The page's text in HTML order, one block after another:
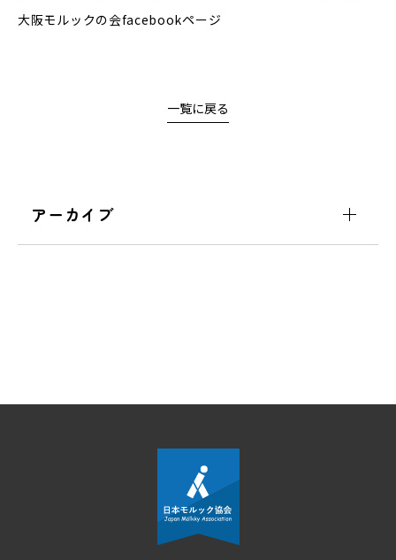
大阪モルックの会facebookページ
一覧に戻る
アーカイブ